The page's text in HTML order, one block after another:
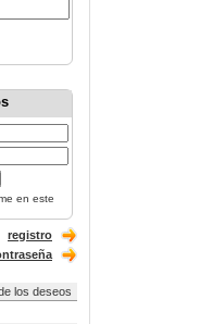
en este
registro
los deseos